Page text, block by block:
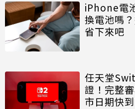
iPhone電
換電池嗎
省下來吧
任天堂
證！完整
市日期快